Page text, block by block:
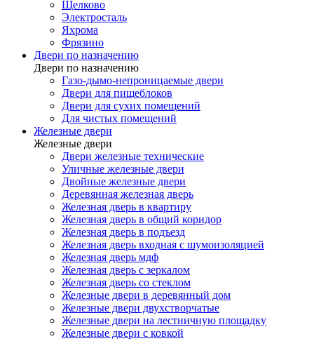
Щелково
Электросталь
Яхрома
Фрязино
Двери по назначению
Двери по назначению
Газо-дымо-непроницаемые двери
Двери для пищеблоков
Двери для сухих помещений
Для чистых помещений
Железные двери
Железные двери
Двери железные технические
Уличные железные двери
Двойные железные двери
Деревянная железная дверь
Железная дверь в квартиру
Железная дверь в общий коридор
Железная дверь в подъезд
Железная дверь входная с шумоизоляцией
Железная дверь мдф
Железная дверь с зеркалом
Железная дверь со стеклом
Железные двери в деревянный дом
Железные двери двухстворчатые
Железные двери на лестничную площадку
Железные двери с ковкой